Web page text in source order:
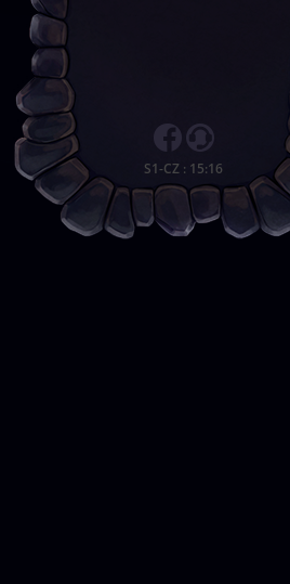
S1-CZ : 15:16